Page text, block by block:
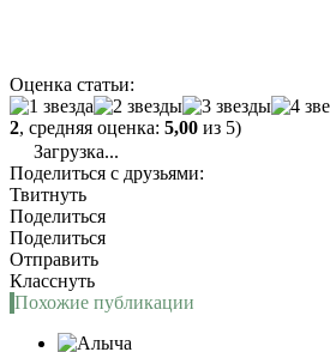
Оценка статьи:
2, средняя оценка: 5,00 из 5)
Загрузка...
Поделиться с друзьями:
Твитнуть
Поделиться
Поделиться
Отправить
Класснуть
Похожие публикации